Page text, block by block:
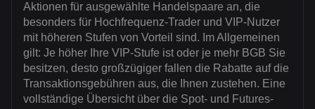
Aktionen für ausgewählte Handelspaare an, die
besonders für Hochfrequenz-Trader und VIP-Nutzer
mit höheren Stufen von Vorteil sind. Im Allgemeinen
gilt: Je höher Ihre VIP-Stufe ist oder je mehr BGB Sie
besitzen, desto großzügiger fallen die Rabatte auf die
Transaktionsgebühren aus, die Ihnen zustehen. Eine
vollständige Übersicht über die Spot- und Futures-